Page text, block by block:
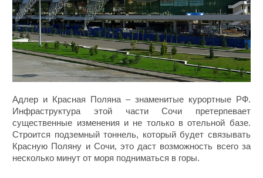
Адлер и Красная Поляна – знаменитые курортные РФ.
Инфраструктура этой части Сочи претерпевает
существенные изменения и не только в отельной базе.
Строится подземный тоннель, который будет связывать
Красную Поляну и Сочи, это даст возможность всего за
несколько минут от моря подниматься в горы.